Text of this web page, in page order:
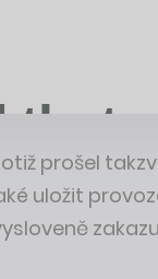
prošel
uložit